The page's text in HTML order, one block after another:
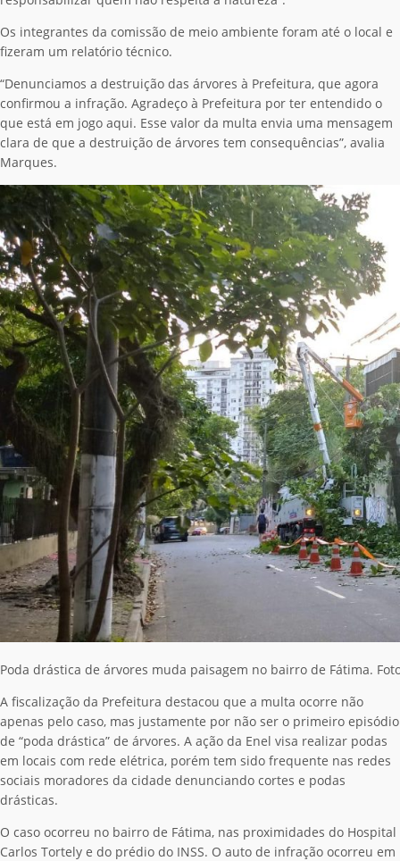
Os integrantes da comissão de meio ambiente foram até o local e
fizeram um relatório técnico.
“Denunciamos a destruição das árvores à Prefeitura, que agora
confirmou a infração. Agradeço à Prefeitura por ter entendido o
que está em jogo aqui. Esse valor da multa envia uma mensagem
clara de que a destruição de árvores tem consequências”, avalia
Marques.
Poda drástica de árvores muda paisagem no bairro de Fátima.
A fiscalização da Prefeitura destacou que a multa ocorre não
apenas pelo caso, mas justamente por não ser o primeiro episódio
de “poda drástica” de árvores. A ação da Enel visa realizar podas
em locais com rede elétrica, porém tem sido frequente nas redes
sociais moradores da cidade denunciando cortes e podas
drásticas.
O caso ocorreu no bairro de Fátima, nas proximidades do Hospital
Carlos Tortely e do prédio do INSS. O auto de infração ocorreu em